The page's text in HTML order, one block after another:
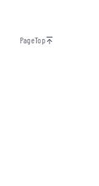
PageTop